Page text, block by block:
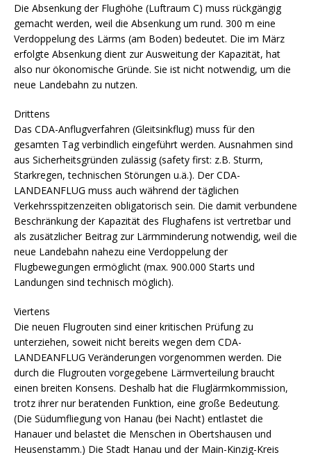
Die Absenkung der Flughöhe (Luftraum C) muss rückgängig
gemacht werden, weil die Absenkung um rund. 300 m eine
Verdoppelung des Lärms (am Boden) bedeutet. Die im März
erfolgte Absenkung dient zur Ausweitung der Kapazität, hat
also nur ökonomische Gründe. Sie ist nicht notwendig, um die
neue Landebahn zu nutzen.
Drittens
Das CDA-Anflugverfahren (Gleitsinkflug) muss für den
gesamten Tag verbindlich eingeführt werden. Ausnahmen sind
aus Sicherheitsgründen zulässig (safety first: z.B. Sturm,
Starkregen, technischen Störungen u.ä.). Der CDA-
LANDEANFLUG muss auch während der täglichen
Verkehrsspitzenzeiten obligatorisch sein. Die damit verbundene
Beschränkung der Kapazität des Flughafens ist vertretbar und
als zusätzlicher Beitrag zur Lärmminderung notwendig, weil die
neue Landebahn nahezu eine Verdoppelung der
Flugbewegungen ermöglicht (max. 900.000 Starts und
Landungen sind technisch möglich).
Viertens
Die neuen Flugrouten sind einer kritischen Prüfung zu
unterziehen, soweit nicht bereits wegen dem CDA-
LANDEANFLUG Veränderungen vorgenommen werden. Die
durch die Flugrouten vorgegebene Lärmverteilung braucht
einen breiten Konsens. Deshalb hat die Fluglärmkommission,
trotz ihrer nur beratenden Funktion, eine große Bedeutung.
(Die Südumfliegung von Hanau (bei Nacht) entlastet die
Hanauer und belastet die Menschen in Obertshausen und
Heusenstamm.) Die Stadt Hanau und der Main-Kinzig-Kreis